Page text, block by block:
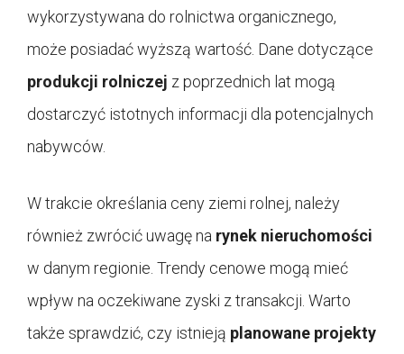
wykorzystywana do rolnictwa organicznego,
może posiadać wyższą wartość. Dane dotyczące
produkcji rolniczej z poprzednich lat mogą
dostarczyć istotnych informacji dla potencjalnych
nabywców.
W trakcie określania ceny ziemi rolnej, należy
również zwrócić uwagę na rynek nieruchomości
w danym regionie. Trendy cenowe mogą mieć
wpływ na oczekiwane zyski z transakcji. Warto
także sprawdzić, czy istnieją planowane projekty